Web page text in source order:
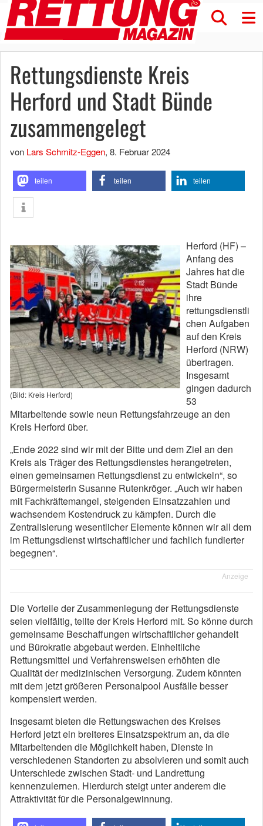
Rettungsdienste Kreis
Herford und Stadt Bünde
zusammengelegt
von Lars Schmitz-Eggen, 8. Februar 2024
teilen teilen teilen
(Bild: Kreis Herford)
Herford (HF) –
Anfang des
Jahres hat die
Stadt Bünde
ihre
rettungsdienstli
chen Aufgaben
auf den Kreis
Herford (NRW)
übertragen.
Insgesamt
gingen dadurch
53
Mitarbeitende sowie neun Rettungsfahrzeuge an den
Kreis Herford über.
„Ende 2022 sind wir mit der Bitte und dem Ziel an den
Kreis als Träger des Rettungsdienstes herangetreten,
einen gemeinsamen Rettungsdienst zu entwickeln“, so
Bürgermeisterin Susanne Rutenkröger. „Auch wir haben
mit Fachkräftemangel, steigenden Einsatzzahlen und
wachsendem Kostendruck zu kämpfen. Durch die
Zentralisierung wesentlicher Elemente können wir all dem
im Rettungsdienst wirtschaftlicher und fachlich fundierter
begegnen“.
Anzeige
Die Vorteile der Zusammenlegung der Rettungsdienste
seien vielfältig, teilte der Kreis Herford mit. So könne durch
gemeinsame Beschaffungen wirtschaftlicher gehandelt
und Bürokratie abgebaut werden. Einheitliche
Rettungsmittel und Verfahrensweisen erhöhten die
Qualität der medizinischen Versorgung. Zudem könnten
mit dem jetzt größeren Personalpool Ausfälle besser
kompensiert werden.
Insgesamt bieten die Rettungswachen des Kreises
Herford jetzt ein breiteres Einsatzspektrum an, da die
Mitarbeitenden die Möglichkeit haben, Dienste in
verschiedenen Standorten zu absolvieren und somit auch
Unterschiede zwischen Stadt- und Landrettung
kennenzulernen. Hierdurch steigt unter anderem die
Attraktivität für die Personalgewinnung.